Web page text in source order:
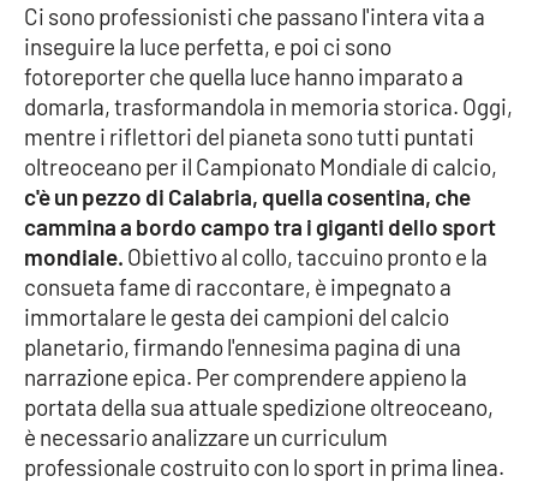
VIDEO
Ambiente
Cronaca
Cultura
Economia e Lavoro
Politica
Sanità
Società
Ci sono professionisti che passano l'intera vita a
inseguire la luce perfetta, e poi ci sono
fotoreporter che quella luce hanno imparato a
domarla, trasformandola in memoria storica. Oggi,
mentre i riflettori del pianeta sono tutti puntati
oltreoceano per il Campionato Mondiale di calcio,
c'è un pezzo di Calabria, quella cosentina, che
cammina a bordo campo tra i giganti dello sport
mondiale. Obiettivo al collo, taccuino pronto e la
consueta fame di raccontare, è impegnato a
immortalare le gesta dei campioni del calcio
planetario, firmando l'ennesima pagina di una
narrazione epica. Per comprendere appieno la
portata della sua attuale spedizione oltreoceano,
è necessario analizzare un curriculum
professionale costruito con lo sport in prima linea.